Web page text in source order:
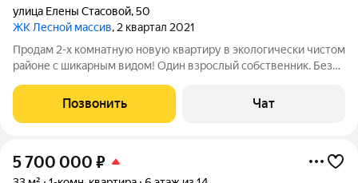
улица Елены Стасовой,50
ЖК Лесной массив, 2 квартал 2021
Продам 2-х комнатную новую квартиру в экологически чистом
районе с шикарным видом! Один взрослый собственник. Без
доступность, у дома автобусная остановка. Развитая
инфраструктура: рядом магазин,
Позвонить Чат
5 700 000 ₽